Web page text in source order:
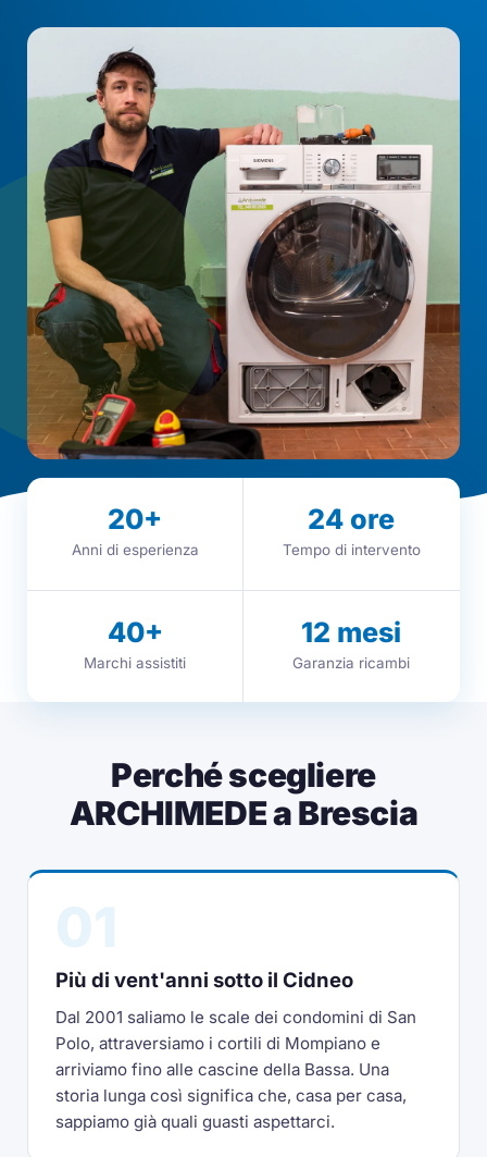
20+
Anni di esperienza
24 ore
Tempo di intervento
40+
Marchi assistiti
12 mesi
Garanzia ricambi
Perché scegliere
ARCHIMEDE a Brescia
Più di vent'anni sotto il Cidneo
Dal 2001 saliamo le scale dei condomini di San
Polo, attraversiamo i cortili di Mompiano e
arriviamo fino alle cascine della Bassa. Una
storia lunga così significa che, casa per casa,
sappiamo già quali guasti aspettarci.